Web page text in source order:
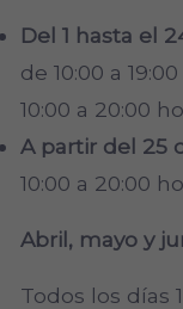
Del 1 hasta el
de 10:00 a
10:00 a 20:00
A partir del 25
10:00 a 20:00
Abril, mayo y
Todos los días